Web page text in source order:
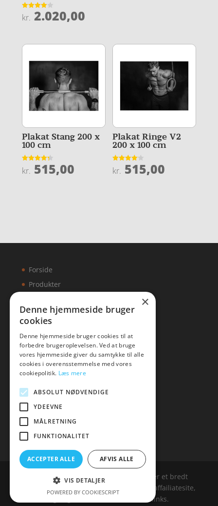
Vurderet
4
kr. 2.020,00
Plakat Stang 200 x
100 cm
Vurderet
4.3
kr. 515,00
Plakat Ringe V2
200 x 100 cm
Vurderet
4.1
kr. 515,00
Forside
Produkter
Artikler
Malawigruppen
Mail:hej@malawigruppen.dk
Malawigruppen.dk er siden, der samler et bredt
udvalg af spændende varer. Siden er et affailiatesite,
og nogle links kan være affialitelinks.
×
Denne hjemmeside bruger
cookies
Denne hjemmeside bruger cookies til at
forbedre brugeroplevelsen. Ved at bruge
vores hjemmeside giver du samtykke til alle
cookies i overensstemmelse med vores
cookiepolitik. Læs mere
ABSOLUT NØDVENDIGE
YDEEVNE
MÅLRETNING
FUNKTIONALITET
ACCEPTER ALLE AFVIS ALLE
VIS DETALJER
POWERED BY COOKIESCRIPT